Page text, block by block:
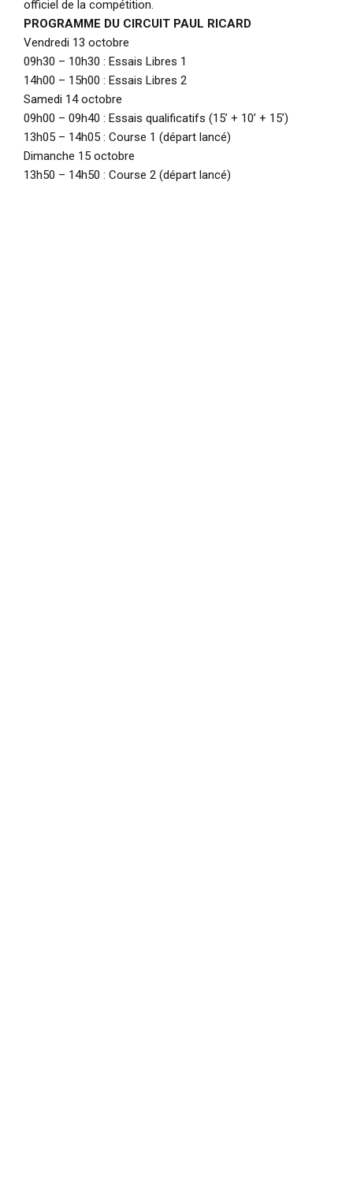
officiel de la compétition.
PROGRAMME DU CIRCUIT PAUL RICARD
Vendredi 13 octobre
09h30 – 10h30 : Essais Libres 1
14h00 – 15h00 : Essais Libres 2
Samedi 14 octobre
09h00 – 09h40 : Essais qualificatifs (15’ + 10’ + 15’)
13h05 – 14h05 : Course 1 (départ lancé)
Dimanche 15 octobre
13h50 – 14h50 : Course 2 (départ lancé)